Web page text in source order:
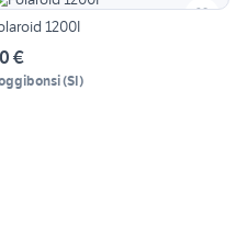
1200I
€
(SI)